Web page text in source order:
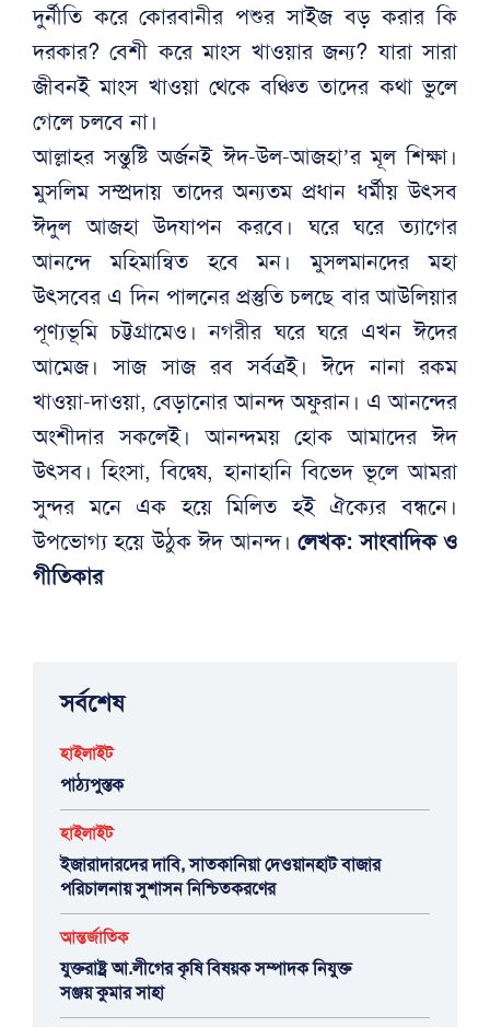
দুর্নীতি করে কোরবানীর পশুর সাইজ বড় করার কি
দরকার? বেশী করে মাংস খাওয়ার জন্য? যারা সারা
জীবনই মাংস খাওয়া থেকে বঞ্চিত তাদের কথা ভুলে
গেলে চলবে না।
আল্লাহর সন্তুষ্টি অর্জনই ঈদ-উল-আজহা’র মূল শিক্ষা।
মুসলিম সম্প্রদায় তাদের অন্যতম প্রধান ধর্মীয় উৎসব
ঈদুল আজহা উদযাপন করবে। ঘরে ঘরে ত্যাগের
আনন্দে মহিমান্বিত হবে মন। মুসলমানদের মহা
উৎসবের এ দিন পালনের প্রস্তুতি চলছে বার আউলিয়ার
পূণ্যভূমি চট্টগ্রামেও। নগরীর ঘরে ঘরে এখন ঈদের
আমেজ। সাজ সাজ রব সর্বত্রই। ঈদে নানা রকম
খাওয়া-দাওয়া, বেড়ানোর আনন্দ অফুরান। এ আনন্দের
অংশীদার সকলেই। আনন্দময় হোক আমাদের ঈদ
উৎসব। হিংসা, বিদ্বেষ, হানাহানি বিভেদ ভূলে আমরা
সুন্দর মনে এক হয়ে মিলিত হই ঐক্যের বন্ধনে।
উপভোগ্য হয়ে উঠুক ঈদ আনন্দ। লেখক: সাংবাদিক ও
গীতিকার
সর্বশেষ
হাইলাইট
পাঠ্যপুস্তক
হাইলাইট
ইজারাদারদের দাবি, সাতকানিয়া দেওয়ানহাট বাজার
পরিচালনায় সুশাসন নিশ্চিতকরণের
আন্তর্জাতিক
যুক্তরাষ্ট্র আ.লীগের কৃষি বিষয়ক সম্পাদক নিযুক্ত
সঞ্জয় কুমার সাহা